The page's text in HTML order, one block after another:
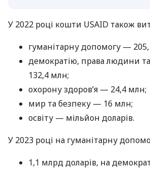
У 2022 році кошти USAID також
гуманітарну допомогу —
демократію, права людини
132,4 млн;
охорону здоров’я — 24,4 млн;
мир та безпеку — 16 млн;
освіту — мільйон доларів.
У 2023 році на гуманітарну
1,1 млрд доларів, на